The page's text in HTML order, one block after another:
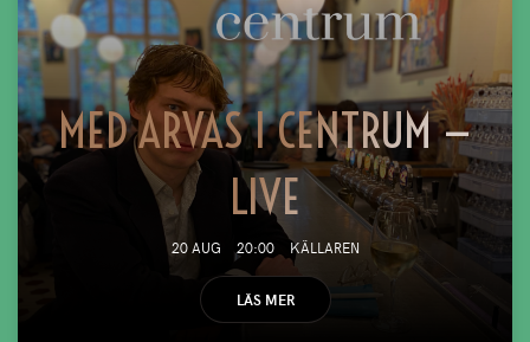
MED ARVAS I CENTRUM —
LIVE
20 AUG 20:00 KÄLLAREN
LÄS MER